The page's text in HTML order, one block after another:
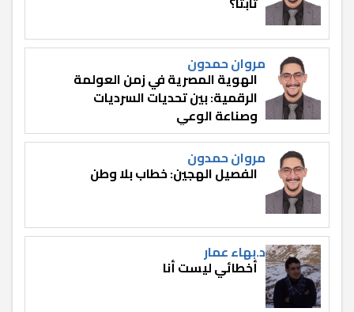
مروان حمدون
الهوية المصرية في زمن العولمة
الرقمية: بين تحديات السرديات
وصناعة الوعي
مروان حمدون
الفصيل الهجين: خطاب بلا وطن
د.بهاء عمار
أخطائي ليست أنا